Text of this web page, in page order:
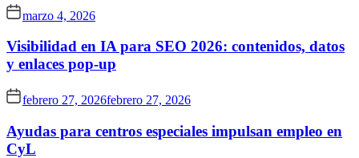
marzo 4, 2026
Visibilidad en IA para SEO 2026: contenidos, datos
y enlaces pop-up
febrero 27, 2026febrero 27, 2026
Ayudas para centros especiales impulsan empleo en
CyL